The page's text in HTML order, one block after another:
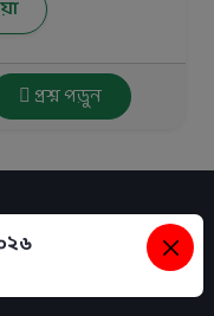
প্রশ্ন পড়ুন
Mirpur 1, Dhaka..